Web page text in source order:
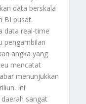
data berskala
BI pusat.
data real-time
pengambilan
angka yang
mencatat
menunjukkan
Ini
sangat